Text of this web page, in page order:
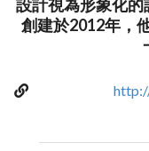
設計視為形象化的
創建於2012年，